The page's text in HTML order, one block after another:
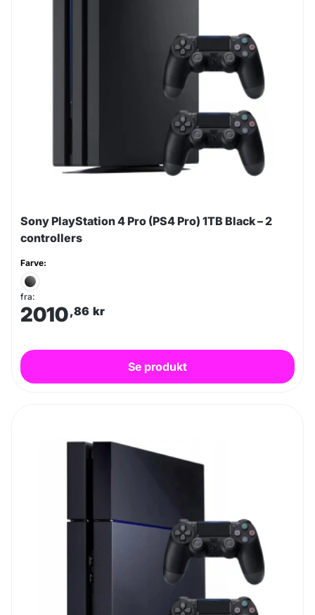
Sony PlayStation 4 Pro (PS4 Pro) 1TB Black – 2
controllers
Farve:
fra:
2010,86 kr
Se produkt